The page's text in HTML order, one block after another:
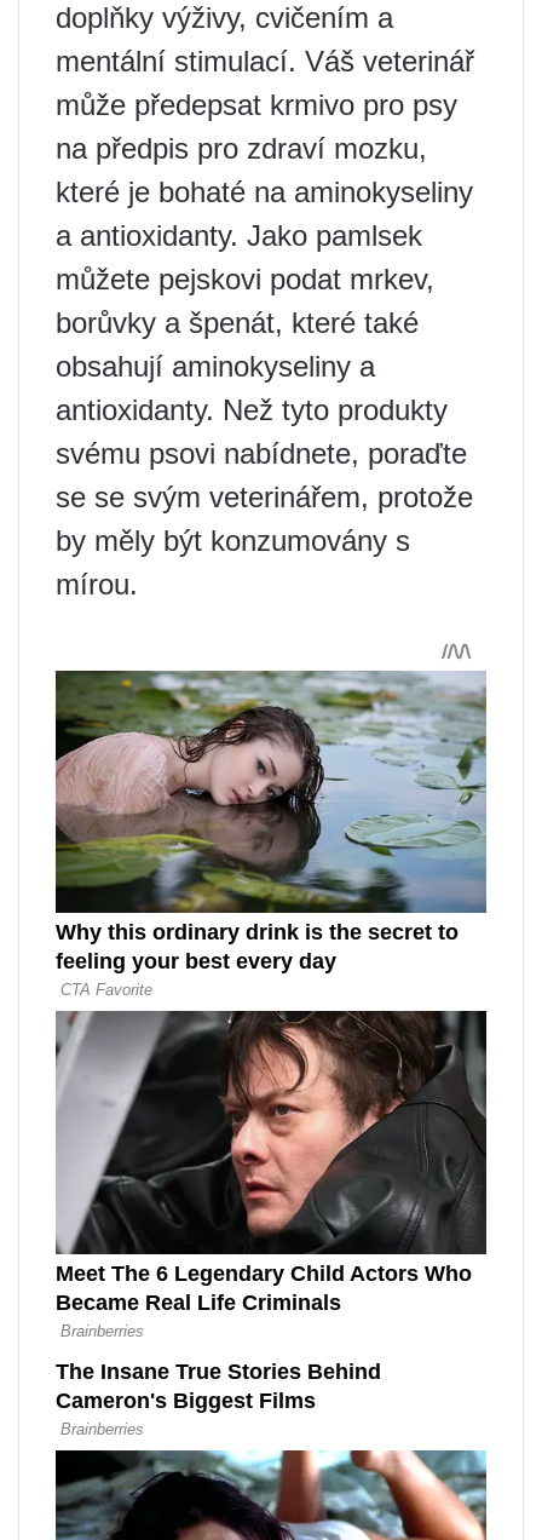
doplňky výživy, cvičením a
mentální stimulací. Váš veterinář
může předepsat krmivo pro psy
na předpis pro zdraví mozku,
které je bohaté na aminokyseliny
a antioxidanty. Jako pamlsek
můžete pejskovi podat mrkev,
borůvky a špenát, které také
obsahují aminokyseliny a
antioxidanty. Než tyto produkty
svému psovi nabídnete, poraďte
se se svým veterinářem, protože
by měly být konzumovány s
mírou.